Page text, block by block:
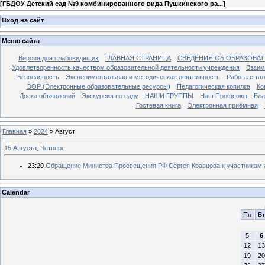
[ГБДОУ Детский сад №9 комбинированного вида Пушкинского ра...]
Вход на сайт
Меню сайта
Версия для слабовидящих ГЛАВНАЯ СТРАНИЦА
СВЕДЕНИЯ ОБ
Удовлетворенность качеством образовательной деятельности учреждения
Безопасность
Экспериментальная и методическая деятельность
Работа с
ЭОР (Электронные образовательные ресурсы)
Педагогическая копилка
Доска объявлений
Экскурсия по саду НАШИ ГРУППЫ Наш Профсоюз
Гостевая книга
Электронная приёмная
Главная » 2024 » Август
15 Августа, Четверг
23:20 Обращение Министра Просвещения РФ Сергея Кравцова к участникам
Calendar
Пн
Вт
5
6
12
13
19
20